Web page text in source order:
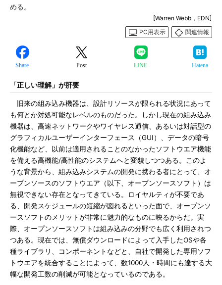
める。
[Warren Webb，EDN]
PC用表示
関連情報
Share Post LINE Hatena
「正しい理解」が肝要
旧来の組み込み機器は、設計リソースが限られる状況にあって
も何とか対処可能なレベルのものだった。しかし現在の組み込み
機器は、高速ネットワークやワイヤレス通信、あるいは対話型の
グラフィカルユーザーインターフェース（GUI）、データの暗号
化機能など、以前は適用されることのなかったソフトウエア機能
を備える高機能/高性能のシステムへと変貌しつつある。このよ
うな背景から、組み込みシステムの開発に携わる者にとって、オ
ープンソースのソフトウエア（以下、オープンソースソフト）は
無視できない存在となってきている。ロイヤルティが不要であ
る、開発スケジュールの短縮が図れるといった面で、オープンソ
ースソフトのメリットが非常に魅力的なものに映るからだ。実
際、オープンソースソフトは組み込みの分野でも広く利用されつ
つある。現在では、無償ダウンロードによって入手したOSや各
種ライブラリ、コンポーネントなどと、自社で開発した専用ソフ
トウエアを統合することによって、数1000人・時間にも達する大
幅な開発工数の削減が可能となっているのである。